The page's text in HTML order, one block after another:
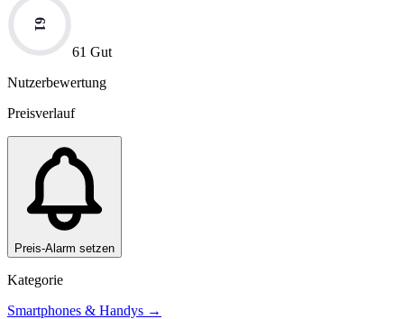
61
61 Gut
Nutzerbewertung
Preisverlauf
Preis-Alarm setzen
Kategorie
Smartphones & Handys →